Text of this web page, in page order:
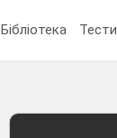
Бібліотека Тести